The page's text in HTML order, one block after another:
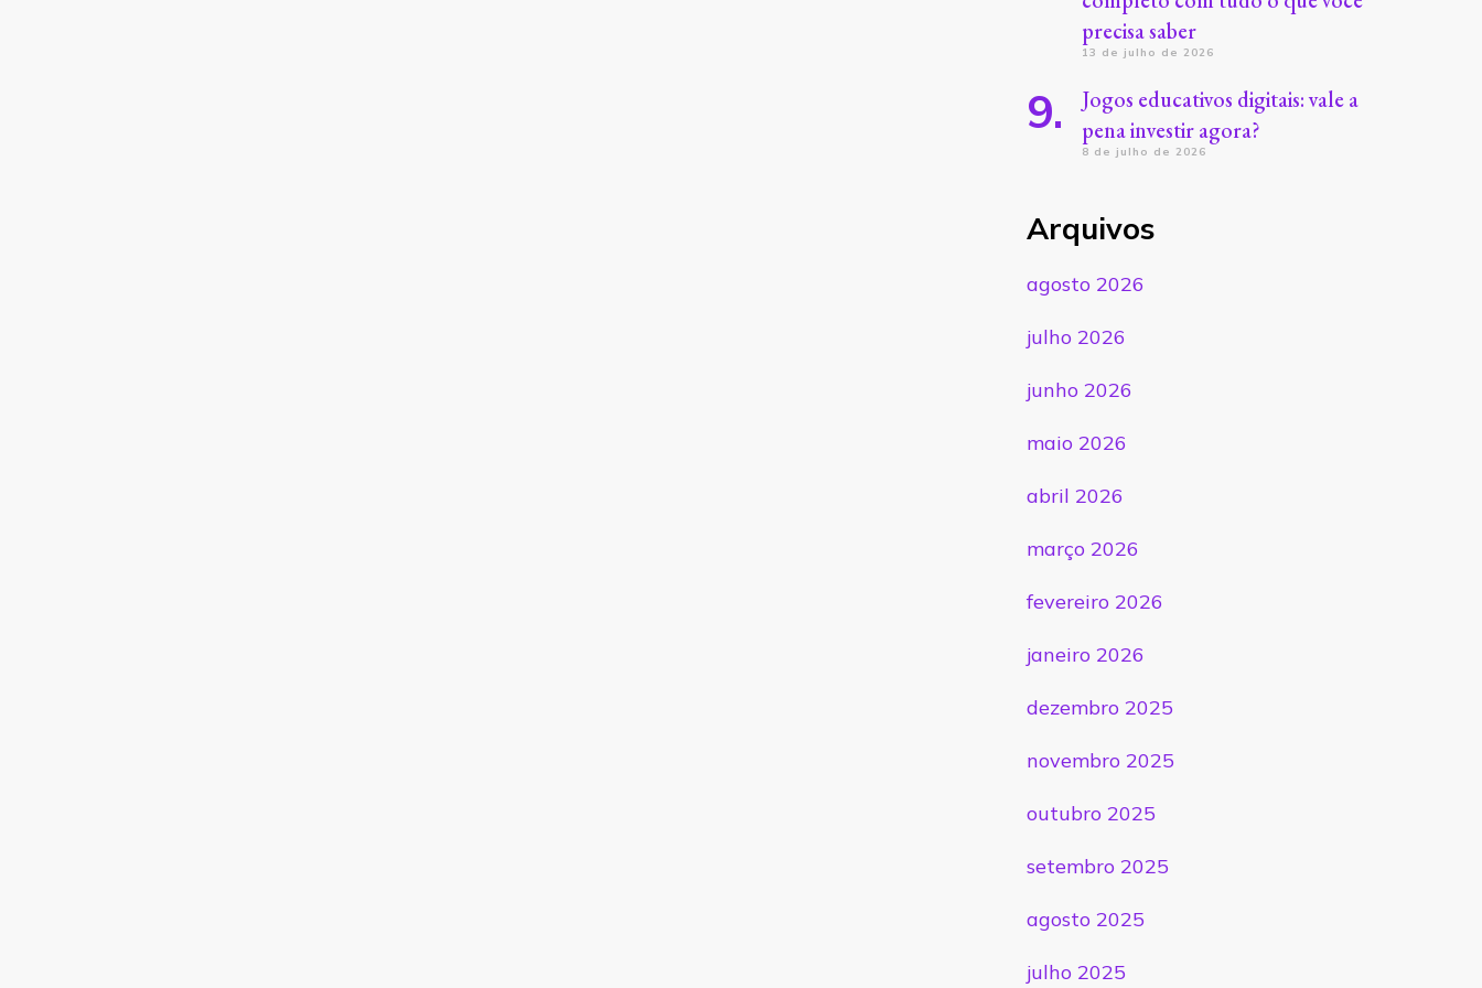
precisa saber
13 de julho de 2026
Jogos educativos digitais: vale a
pena investir agora?
8 de julho de 2026
Arquivos
agosto 2026
julho 2026
junho 2026
maio 2026
abril 2026
março 2026
fevereiro 2026
janeiro 2026
dezembro 2025
novembro 2025
outubro 2025
setembro 2025
agosto 2025
julho 2025